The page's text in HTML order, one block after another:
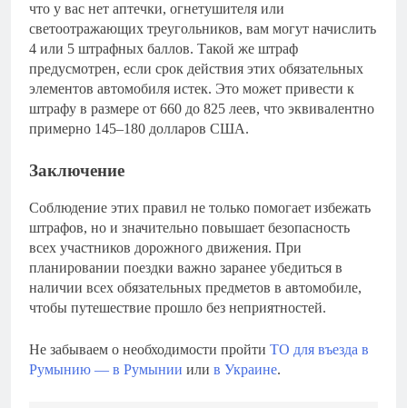
что у вас нет аптечки, огнетушителя или
светоотражающих треугольников, вам могут начислить
4 или 5 штрафных баллов. Такой же штраф
предусмотрен, если срок действия этих обязательных
элементов автомобиля истек. Это может привести к
штрафу в размере от 660 до 825 леев, что эквивалентно
примерно 145–180 долларов США.
Заключение
Соблюдение этих правил не только помогает избежать
штрафов, но и значительно повышает безопасность
всех участников дорожного движения. При
планировании поездки важно заранее убедиться в
наличии всех обязательных предметов в автомобиле,
чтобы путешествие прошло без неприятностей.
Не забываем о необходимости пройти ТО для въезда в
Румынию — в Румынии или в Украине.